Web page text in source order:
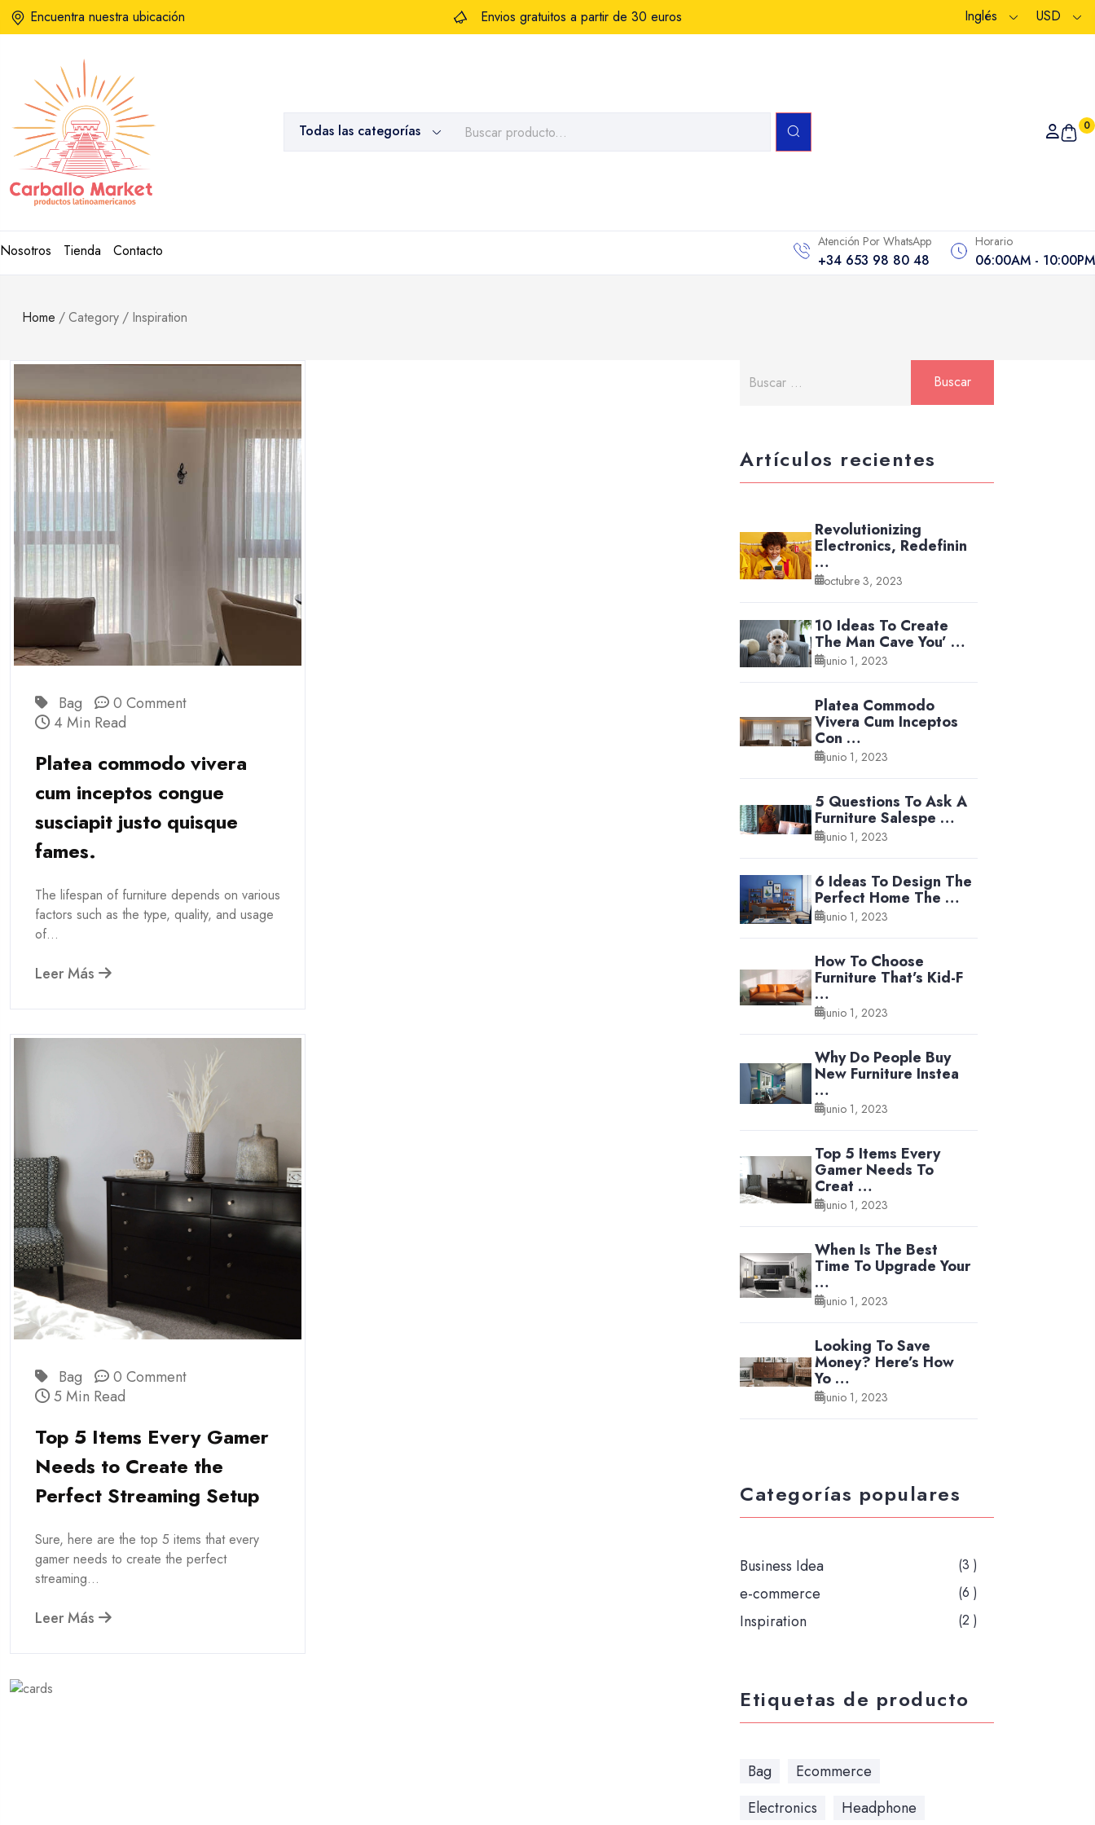
Encuentra nuestra ubicación Envios gratuitos a partir de 30 euros Inglés USD
Todas las categorías 0
Nosotros Tienda Contacto Atención Por WhatsApp
+34 653 98 80 48
Horario
06:00AM - 10:00PM
Home /Category / Inspiration
Bag
0 Comment
4 Min Read
Platea commodo vivera
cum inceptos congue
susciapit justo quisque
fames.
The lifespan of furniture depends on various
factors such as the type, quality, and usage
of...
Leer Más
Bag
0 Comment
5 Min Read
Top 5 Items Every Gamer
Needs to Create the
Perfect Streaming Setup
Sure, here are the top 5 items that every
gamer needs to create the perfect
streaming...
Leer Más
Artículos recientes
Revolutionizing
Electronics, Redefinin
…
octubre 3, 2023
10 Ideas To Create
The Man Cave You’ …
junio 1, 2023
Platea Commodo
Vivera Cum Inceptos
Con …
junio 1, 2023
5 Questions To Ask A
Furniture Salespe …
junio 1, 2023
6 Ideas To Design The
Perfect Home The …
junio 1, 2023
How To Choose
Furniture That’s Kid-F
…
junio 1, 2023
Why Do People Buy
New Furniture Instea
…
junio 1, 2023
Top 5 Items Every
Gamer Needs To
Creat …
junio 1, 2023
When Is The Best
Time To Upgrade Your
…
junio 1, 2023
Looking To Save
Money? Here’s How
Yo …
junio 1, 2023
Categorías populares
Business Idea (3 )
e-commerce (6 )
Inspiration (2 )
Etiquetas de producto
Bag
Ecommerce
Electronics
Headphone